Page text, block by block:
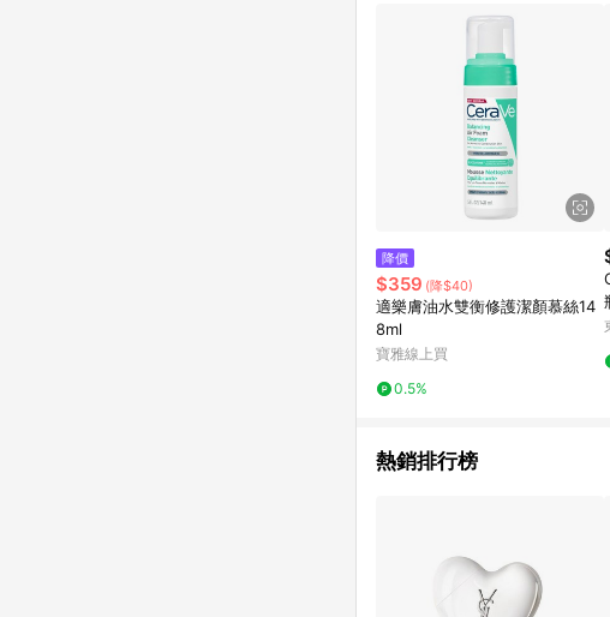
降價
$359 (降$40)
適樂膚油水雙衡修護潔顏慕絲14
8ml
寶雅線上買
0.5%
熱銷排行榜